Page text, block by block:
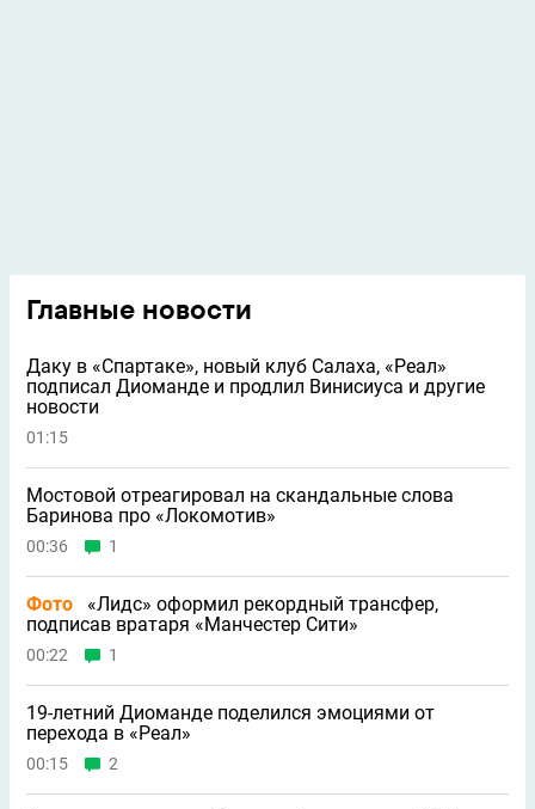
Главные новости
Даку в «Спартаке», новый клуб Салаха, «Реал»
подписал Диоманде и продлил Винисиуса и другие
новости
01:15
Мостовой отреагировал на скандальные слова
Баринова про «Локомотив»
00:36 1
Фото
«Лидс» оформил рекордный трансфер,
подписав вратаря «Манчестер Сити»
00:22 1
19-летний Диоманде поделился эмоциями от
перехода в «Реал»
00:15 2